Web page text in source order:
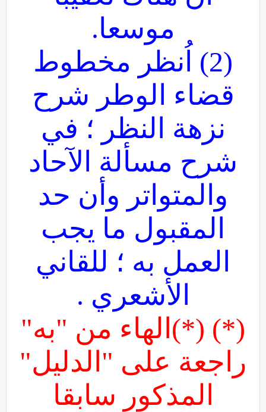
موسعا.
(2) اُنظر مخطوط
قضاء الوطر شرح
نزهة النظر ؛ في
شرح مسألة الآحاد
والمتواتر وأن حد
المقبول ما يجب
العمل به ؛ للقاني
الأشعري .
(*) (*)الهاء من "به"
راجعة على "الدليل"
المذكور سابقا